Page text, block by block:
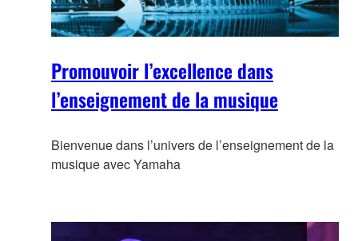
Promouvoir l’excellence dans
l’enseignement de la musique
Bienvenue dans l’univers de l’enseignement de la
musique avec Yamaha